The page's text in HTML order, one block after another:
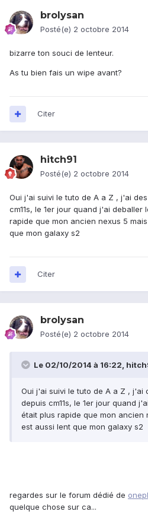
brolysan
Posté(e) 2 octobre 2014
bizarre ton souci de lenteur.
As tu bien fais un wipe avant?
Citer
hitch91
Posté(e) 2 octobre 2014
Oui j'ai suivi le tuto de A a Z , j'ai
cm11s, le 1er jour quand j'ai deballer
rapide que mon ancien nexus 5
que mon galaxy s2
Citer
brolysan
Posté(e) 2 octobre 2014
Le 02/10/2014 à 16:22,
Oui j'ai suivi le tuto de A a Z , j'ai
depuis cm11s, le 1er jour quand
était plus rapide que mon ancien
est aussi lent que mon galaxy s2
regardes sur le forum dédié de
quelque chose sur ca...